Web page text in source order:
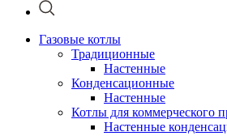
Газовые котлы
Традиционные
Настенные
Конденсационные
Настенные
Котлы для коммерческого
Настенные